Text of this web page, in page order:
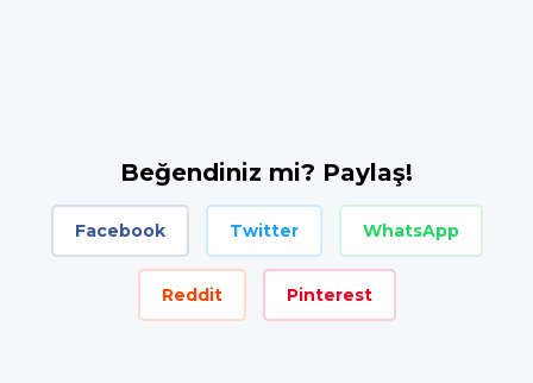
Beğendiniz mi? Paylaş!
Facebook Twitter WhatsApp
Reddit Pinterest